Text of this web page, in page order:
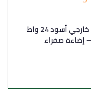
كشاف خارجي أسود 24 واط
إضاءة صفراء